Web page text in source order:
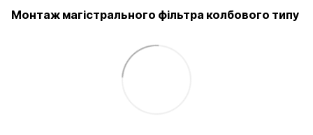
Монтаж магістрального фільтра колбового типу